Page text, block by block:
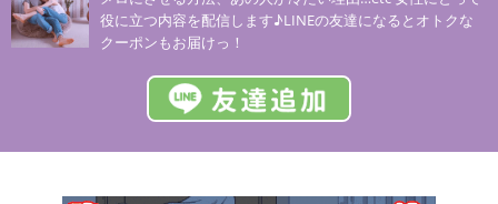
役に立つ内容を配信します♪LINEの友達になるとオトクな
クーポンもお届けっ！